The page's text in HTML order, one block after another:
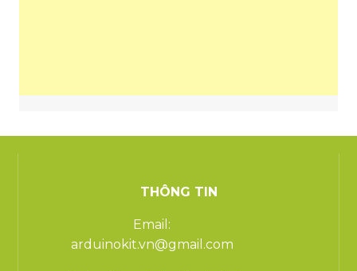
THÔNG TIN
Email:
arduinokit.vn@gmail.com